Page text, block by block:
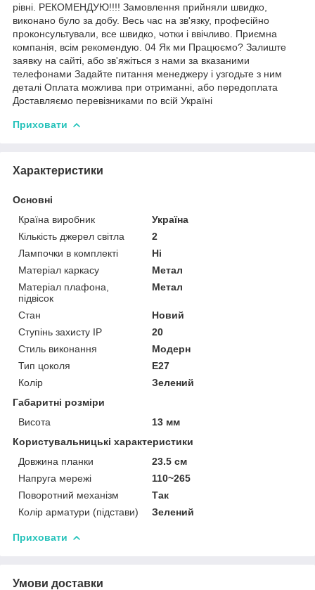
рівні. РЕКОМЕНДУЮ!!!! Замовлення прийняли швидко,
виконано було за добу. Весь час на зв'язку, професійно
проконсультували, все швидко, чотки і ввічливо. Приємна
компанія, всім рекомендую. 04 Як ми Працюємо? Залиште
заявку на сайті, або зв'яжіться з нами за вказаними
телефонами Задайте питання менеджеру і узгодьте з ним
деталі Оплата можлива при отриманні, або передоплата
Доставляємо перевізниками по всій Україні
Приховати
Характеристики
Основні
Країна виробник
Україна
Кількість джерел світла
2
Лампочки в комплекті
Ні
Матеріал каркасу
Метал
Матеріал плафона,
підвісок
Метал
Стан
Новий
Ступінь захисту IP
20
Стиль виконання
Модерн
Тип цоколя
E27
Колір
Зелений
Габаритні розміри
Висота
13 мм
Користувальницькі характеристики
Довжина планки
23.5 см
Напруга мережі
110~265
Поворотний механізм
Так
Колір арматури (підстави)
Зелений
Приховати
Умови доставки